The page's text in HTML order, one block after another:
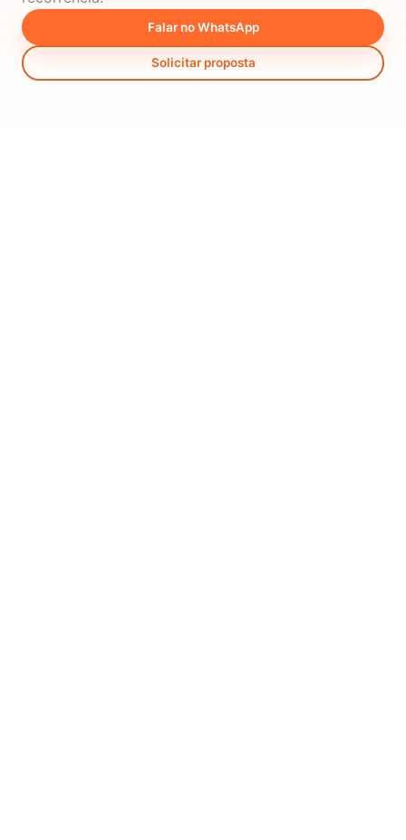
Falar no WhatsApp
Solicitar proposta